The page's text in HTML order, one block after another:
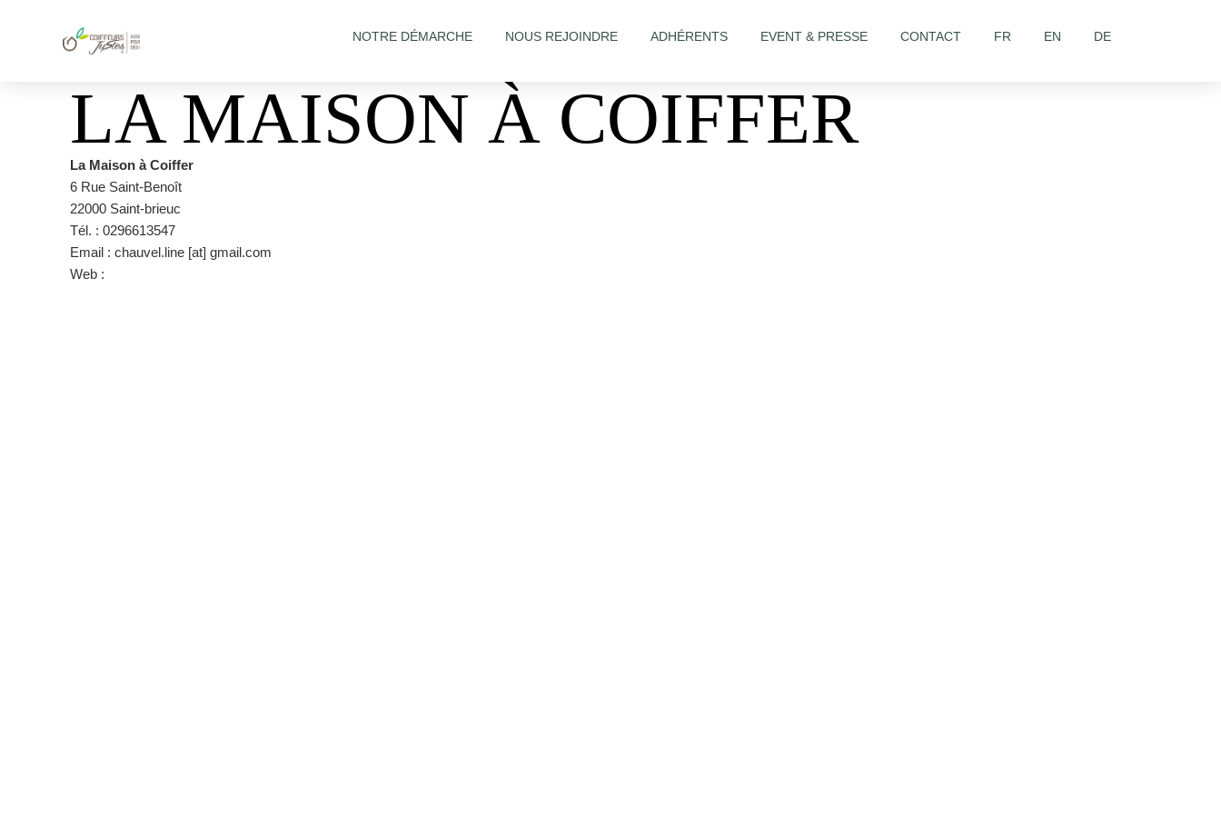
NOTRE DÉMARCHE NOUS REJOINDRE ADHÉRENTS EVENT & PRESSE CONTACT FR EN DE
LA MAISON À COIFFER
La Maison à Coiffer
6 Rue Saint-Benoît
22000 Saint-brieuc
Tél. : 0296613547
Email : chauvel.line [at] gmail.com
Web :